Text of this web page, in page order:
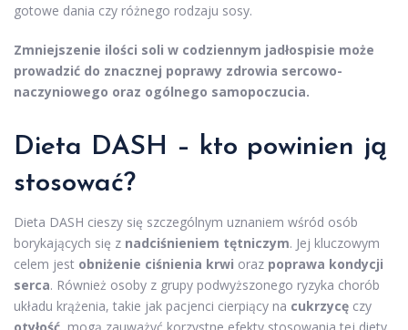
gotowe dania czy różnego rodzaju sosy.
Zmniejszenie ilości soli w codziennym jadłospisie może
prowadzić do znacznej poprawy zdrowia sercowo-
naczyniowego oraz ogólnego samopoczucia.
Dieta DASH – kto powinien ją
stosować?
Dieta DASH cieszy się szczególnym uznaniem wśród osób
borykających się z nadciśnieniem tętniczym. Jej kluczowym
celem jest obniżenie ciśnienia krwi oraz poprawa kondycji
serca. Również osoby z grupy podwyższonego ryzyka chorób
układu krążenia, takie jak pacjenci cierpiący na cukrzycę czy